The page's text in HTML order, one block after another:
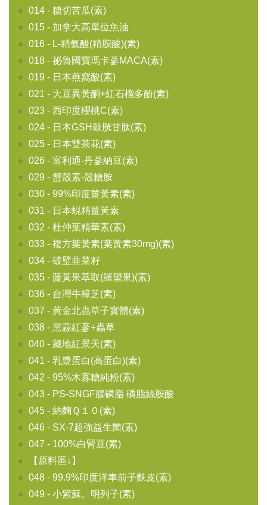
014 - 糖切苦瓜(素)
015 - 加拿大高單位魚油
016 - L-精氨酸(精胺酸)(素)
018 - 祕魯國寶瑪卡蔘MACA(素)
019 - 日本燕窩酸(素)
021 - 大豆異黃酮+紅石榴多酚(素)
023 - 西印度櫻桃C(素)
024 - 日本GSH穀胱甘肽(素)
025 - 日本雙茶花(素)
026 - 富利通-丹蔘納豆(素)
029 - 蟹殼素-殼糖胺
030 - 99%印度薑黃素(素)
031 - 日本蜆精薑黃素
032 - 杜仲葉精華素(素)
033 - 複方葉黃素(葉黃素30mg)(素)
034 - 破壁韭菜籽
035 - 藤黃果萃取(羅望果)(素)
036 - 台灣牛樟芝(素)
037 - 黃金北蟲草子實體(素)
038 - 黑蒜紅蔘+蟲草
040 - 藏地紅景天(素)
041 - 乳漿蛋白(高蛋白)(素)
042 - 95%木寡糖純粉(素)
043 - PS-SNGF腦磷脂 磷脂絲胺酸
045 - 納麴Ｑ１０(素)
046 - SX-7超強益生菌(素)
047 - 100%白腎豆(素)
【原料區↓】
048 - 99.9%印度洋車前子麩皮(素)
049 - 小紫蘇。明列子(素)